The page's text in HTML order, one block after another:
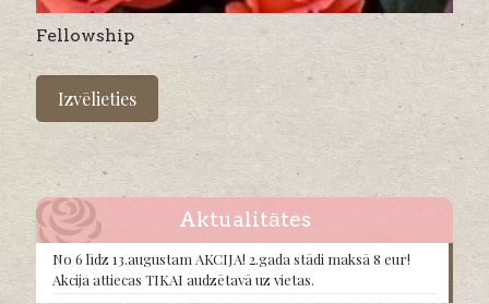
Fellowship
Izvēlieties
This
product
multiple
variants.
The
options
may
chosen
on
Aktualitātes
No 6 līdz 13.augustam AKCIJA! 2.gada stādi maksā 8 eur!
Akcija attiecas TIKAI audzētavā uz vietas.